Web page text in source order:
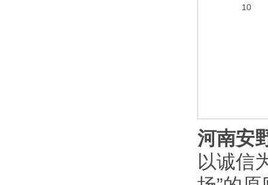
10
河南安
以诚信